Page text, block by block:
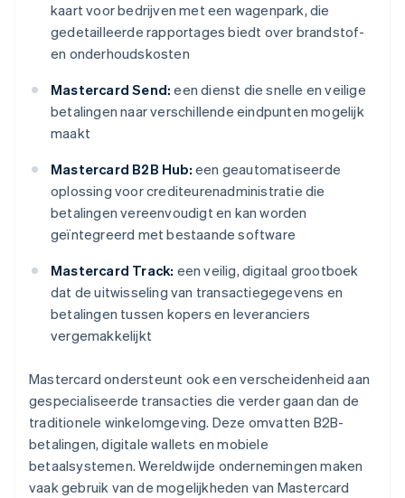
kaart voor bedrijven met een wagenpark, die
gedetailleerde rapportages biedt over brandstof-
en onderhoudskosten
Mastercard Send: een dienst die snelle en veilige
betalingen naar verschillende eindpunten mogelijk
maakt
Mastercard B2B Hub: een geautomatiseerde
oplossing voor crediteurenadministratie die
betalingen vereenvoudigt en kan worden
geïntegreerd met bestaande software
Mastercard Track: een veilig, digitaal grootboek
dat de uitwisseling van transactiegegevens en
betalingen tussen kopers en leveranciers
vergemakkelijkt
Mastercard ondersteunt ook een verscheidenheid aan
gespecialiseerde transacties die verder gaan dan de
traditionele winkelomgeving. Deze omvatten B2B-
betalingen, digitale wallets en mobiele
betaalsystemen. Wereldwijde ondernemingen maken
vaak gebruik van de mogelijkheden van Mastercard